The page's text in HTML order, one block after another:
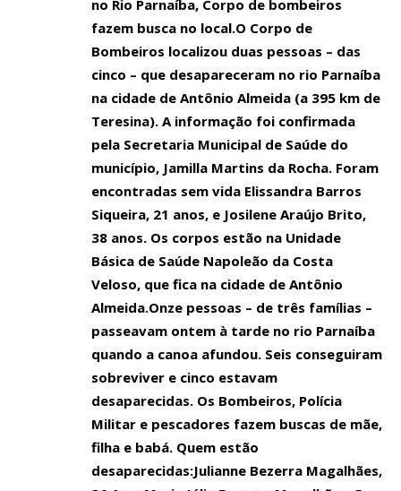
23:22 Avião e helicóptero militar colidem no ar perto
23:18
squiador brasileiro morre em avalanche nos
par que a Justiça nao anule o certame.
08:31 Polícia investiga se traficantes estão dando
14:33
Compositor amazonense Paulo Onça é
20:31 Menor causa acidente grave em Parintins.
20:26 Corpo de mulher que estava desaparecida é
20:21 Detento quebra a perna ao tentar fugir de
20:16
Incêndio atinge 12 lojas e bombeiros continuam
20:12 Incêndio atinge 12 lojas e bombeiros continuam
20:06 Caso Julieta Hernández: segunda audiência
23:13
Para de filmar! ‘Capeta’ estupra, tortura e volta
22:35 Parintins de luto: morre Juarez Lima, artista
22:00 PF indicia Bolsonaro, Braga Netto, Heleno e
Post
no Rio Parnaíba, Corpo de bombeiros
fazem busca no local.O Corpo de
Bombeiros localizou duas pessoas – das
cinco – que desapareceram no rio Parnaíba
na cidade de Antônio Almeida (a 395 km de
Teresina). A informação foi confirmada
pela Secretaria Municipal de Saúde do
município, Jamilla Martins da Rocha. Foram
encontradas sem vida Elissandra Barros
Siqueira, 21 anos, e Josilene Araújo Brito,
38 anos. Os corpos estão na Unidade
Básica de Saúde Napoleão da Costa
Veloso, que fica na cidade de Antônio
Almeida.Onze pessoas – de três famílias –
passeavam ontem à tarde no rio Parnaíba
quando a canoa afundou. Seis conseguiram
sobreviver e cinco estavam
desaparecidas. Os Bombeiros, Polícia
Militar e pescadores fazem buscas de mãe,
filha e babá. Quem estão
desaparecidas:Julianne Bezerra Magalhães,